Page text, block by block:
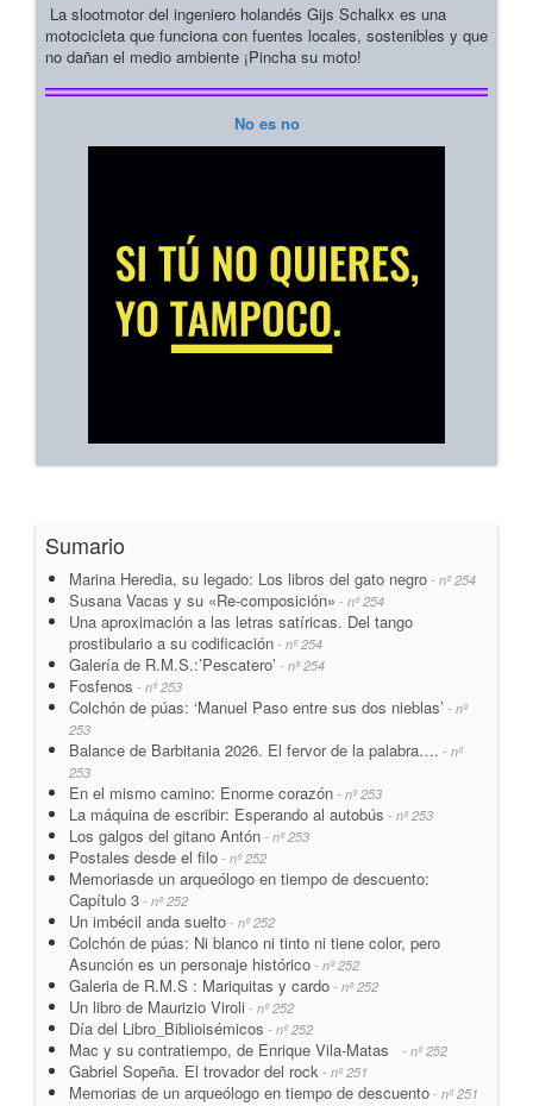
La slootmotor del ingeniero holandés Gijs Schalkx es una
motocicleta que funciona con fuentes locales, sostenibles y que
no dañan el medio ambiente ¡Pincha su moto!
No es no
Sumario
Marina Heredia, su legado: Los libros del gato negro - nº 254
Susana Vacas y su «Re-composición» - nº 254
Una aproximación a las letras satíricas. Del tango
prostibulario a su codificación - nº 254
Galería de R.M.S.:’Pescatero’ - nº 254
Fosfenos - nº 253
Colchón de púas: ‘Manuel Paso entre sus dos nieblas’ - nº
253
Balance de Barbitania 2026. El fervor de la palabra…. - nº
253
En el mismo camino: Enorme corazón - nº 253
La máquina de escribir: Esperando al autobús - nº 253
Los galgos del gitano Antón - nº 253
Postales desde el filo - nº 252
Memoriasde un arqueólogo en tiempo de descuento:
Capítulo 3 - nº 252
Un imbécil anda suelto - nº 252
Colchón de púas: Ni blanco ni tinto ni tiene color, pero
Asunción es un personaje histórico - nº 252
Galeria de R.M.S : Mariquitas y cardo - nº 252
Un libro de Maurizio Viroli - nº 252
Día del Libro_Biblioisémicos - nº 252
Mac y su contratiempo, de Enrique Vila-Matas - nº 252
Gabriel Sopeña. El trovador del rock - nº 251
Memorias de un arqueólogo en tiempo de descuento - nº 251